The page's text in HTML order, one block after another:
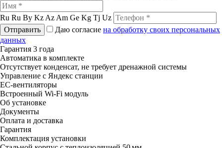
Ru Ru By Kz Az Am Ge Kg Tj Uz
Отправить
Даю согласие на обработку своих персональных
данных
Гарантия 3 года
Автоматика в комплекте
Отсутствует конденсат, не требует дренажной системы
Управление с Яндекс станции
ЕС-вентиляторы
Встроенный Wi-Fi модуль
Об установке
Документы
Оплата и доставка
Гарантия
Комплектация установки